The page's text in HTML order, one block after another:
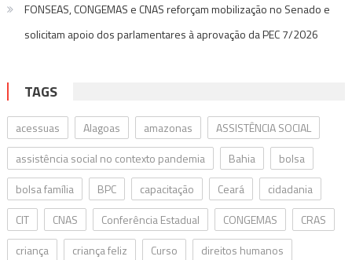
FONSEAS, CONGEMAS e CNAS reforçam mobilização no Senado e
solicitam apoio dos parlamentares à aprovação da PEC 7/2026
TAGS
acessuas Alagoas amazonas
ASSISTÊNCIA SOCIAL
assistência social no contexto pandemia
Bahia
bolsa
bolsa família
BPC capacitação Ceará
cidadania
CIT
CNAS Conferência Estadual CONGEMAS
CRAS
criança
criança feliz Curso
direitos humanos